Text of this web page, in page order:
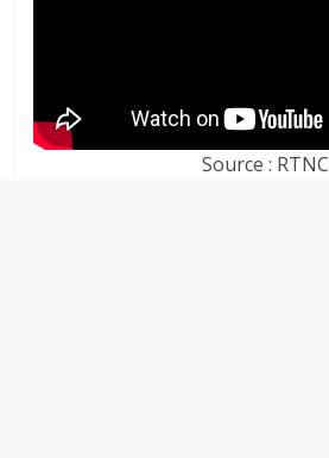
Source : RTNC